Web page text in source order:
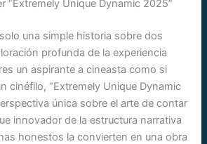
“Extremely Unique Dynamic 2025”
una simple historia sobre dos
profunda de la experiencia
un aspirante a cineasta como si
cinéfilo, “Extremely Unique Dynamic
única sobre el arte de contar
innovador de la estructura narrativa
honestos la convierten en una obra